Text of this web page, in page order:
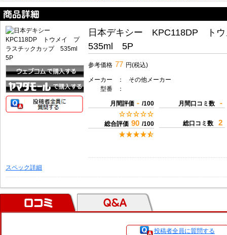
日本デキシー KPC118DP ト
535ml 5P
参考価格 77 円(税込)
メーカー ：
その他メーカー
型番
：
月間評価 - /100
総合評価 90 /100
月間口コミ数 -
総口コミ数 2
スペック詳細
投稿者全員に質問する